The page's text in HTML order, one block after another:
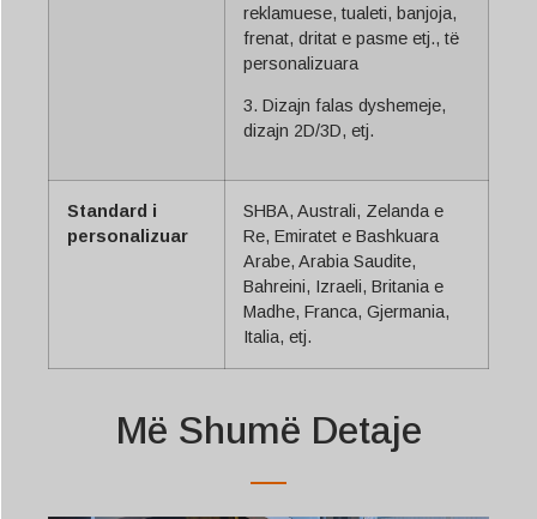
reklamuese, tualeti, banjoja,
frenat, dritat e pasme etj., të
personalizuara
3. Dizajn falas dyshemeje,
dizajn 2D/3D, etj.
Standard i
personalizuar
SHBA, Australi, Zelanda e
Re, Emiratet e Bashkuara
Arabe, Arabia Saudite,
Bahreini, Izraeli, Britania e
Madhe, Franca, Gjermania,
Italia, etj.
Më Shumë Detaje